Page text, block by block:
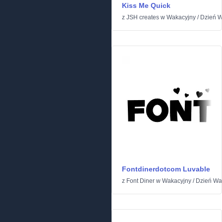
Kiss Me Quick
z JSH creates w Wakacyjny / Dzień
Fontdinerdotcom Luvable
z Font Diner w Wakacyjny / Dzień